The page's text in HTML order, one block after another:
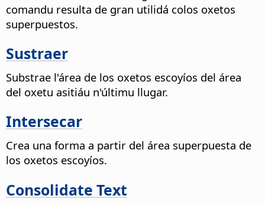
comandu resulta de gran utilidá colos oxetos
superpuestos.
Sustraer
Substrae l'área de los oxetos escoyíos del área
del oxetu asitiáu n'últimu llugar.
Intersecar
Crea una forma a partir del área superpuesta de
los oxetos escoyíos.
Consolidate Text